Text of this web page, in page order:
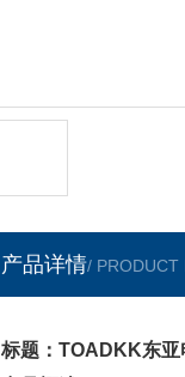
产品详情/ PRODUCT
标题：TOADKK东亚